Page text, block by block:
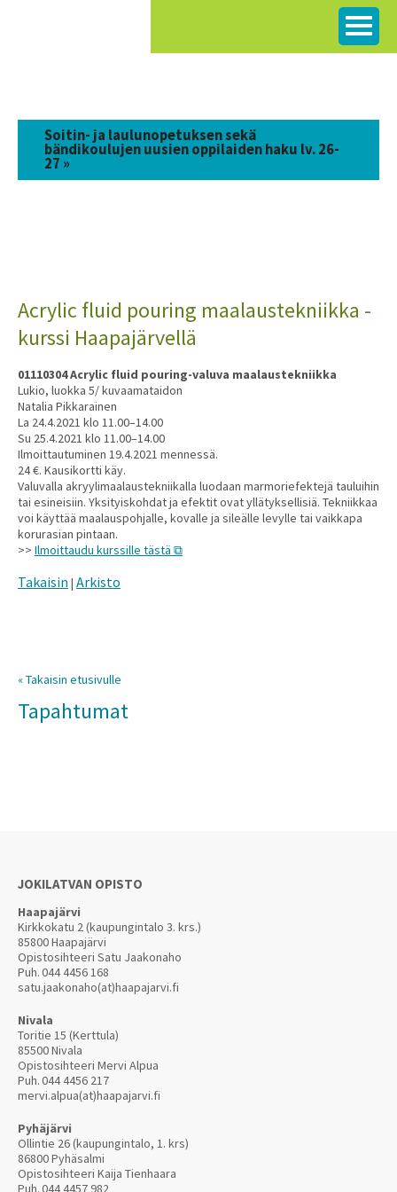
Soitin- ja laulunopetuksen sekä
bändikoulujen uusien oppilaiden haku lv. 26-
27 »
Acrylic fluid pouring maalaustekniikka -
kurssi Haapajärvellä
01110304 Acrylic fluid pouring-valuva maalaustekniikka
Lukio, luokka 5/ kuvaamataidon
Natalia Pikkarainen
La 24.4.2021 klo 11.00–14.00
Su 25.4.2021 klo 11.00–14.00
Ilmoittautuminen 19.4.2021 mennessä.
24 €. Kausikortti käy.
Valuvalla akryylimaalaustekniikalla luodaan marmoriefektejä tauluihin
tai esineisiin. Yksityiskohdat ja efektit ovat yllätyksellisiä. Tekniikkaa
voi käyttää maalauspohjalle, kovalle ja sileälle levylle tai vaikkapa
korurasian pintaan.
>> Ilmoittaudu kurssille tästä
Takaisin | Arkisto
« Takaisin etusivulle
Tapahtumat
JOKILATVAN OPISTO
Haapajärvi
Kirkkokatu 2 (kaupungintalo 3. krs.)
85800 Haapajärvi
Opistosihteeri Satu Jaakonaho
Puh.044 4456 168
satu.jaakonaho(at)haapajarvi.fi
Nivala
Toritie 15 (Kerttula)
85500 Nivala
Opistosihteeri Mervi Alpua
Puh.044 4456 217
mervi.alpua(at)haapajarvi.fi
Pyhäjärvi
Ollintie 26 (kaupungintalo, 1. krs)
86800 Pyhäsalmi
Opistosihteeri Kaija Tienhaara
Puh.044 4457 982